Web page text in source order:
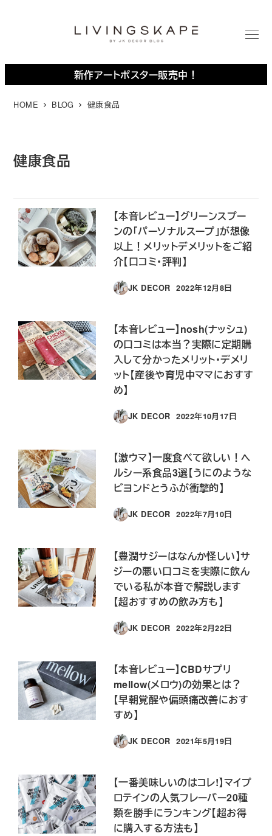
テ
動
新作アートポスター販売中！
HOME BLOG 健康食品
健康食品
【本音レビュー】グリーンスプー
ンの｢パーソナルスープ｣が想像
以上！メリットデメリットをご紹
介【口コミ・評判】
JK DECOR 投稿日
2022年12月8日
【本音レビュー】nosh(ナッシュ)
の口コミは本当？実際に定期購
入して分かったメリット・デメリ
ット【産後や育児中ママにおすす
め】
JK DECOR 投稿日
2022年10月17日
【激ウマ】一度食べて欲しい！ヘ
ルシー系食品3選【うにのような
ビヨンドとうふが衝撃的】
JK DECOR 投稿日
2022年7月10日
【豊潤サジーはなんか怪しい】サ
ジーの悪い口コミを実際に飲ん
でいる私が本音で解説します
【超おすすめの飲み方も】
JK DECOR 投稿日
2022年2月22日
【本音レビュー】CBDサプリ
mellow(メロウ)の効果とは？
【早朝覚醒や偏頭痛改善におす
すめ】
JK DECOR 投稿日
2021年5月19日
【一番美味しいのはコレ!】マイプ
ロテインの人気フレーバー20種
類を勝手にランキング【超お得
に購入する方法も】